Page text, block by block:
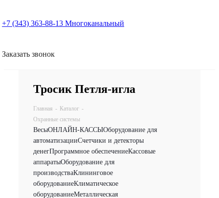
+7 (343) 363-88-13 Многоканальный
Заказать звонок
Тросик Петля-игла
Главная - Каталог -
Охранные системы
ВесыОНЛАЙН-КАССЫОборудование для
автоматизацииСчетчики и детекторы
денегПрограммное обеспечениеКассовые
аппаратыОборудование для
производстваКлининговое
оборудованиеКлиматическое
оборудованиеМеталлическая